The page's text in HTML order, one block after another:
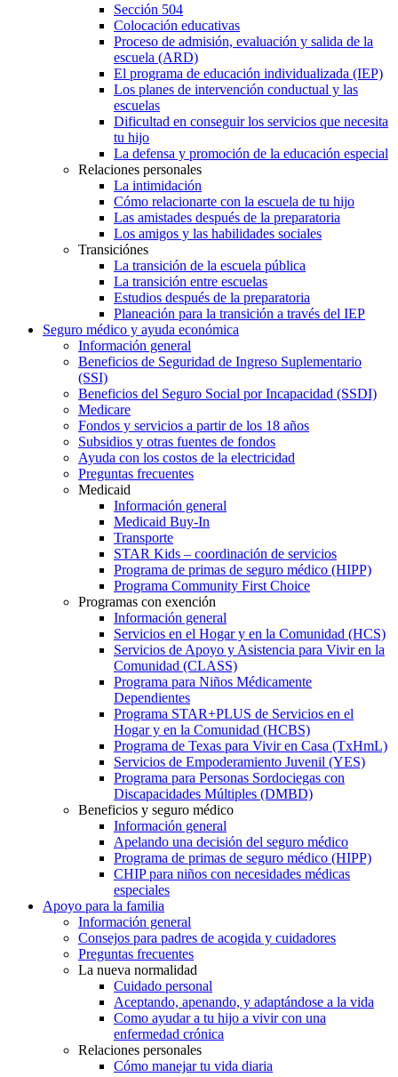
Sección 504
Colocación educativas
Proceso de admisión, evaluación y salida de la
escuela (ARD)
El programa de educación individualizada (IEP)
Los planes de intervención conductual y las
escuelas
Dificultad en conseguir los servicios que necesita
tu hijo
La defensa y promoción de la educación especial
Relaciones personales
La intimidación
Cómo relacionarte con la escuela de tu hijo
Las amistades después de la preparatoria
Los amigos y las habilidades sociales
Transiciónes
La transición de la escuela pública
La transición entre escuelas
Estudios después de la preparatoria
Planeación para la transición a través del IEP
Seguro médico y ayuda económica
Información general
Beneficios de Seguridad de Ingreso Suplementario
(SSI)
Beneficios del Seguro Social por Incapacidad (SSDI)
Medicare
Fondos y servicios a partir de los 18 años
Subsidios y otras fuentes de fondos
Ayuda con los costos de la electricidad
Preguntas frecuentes
Medicaid
Información general
Medicaid Buy-In
Transporte
STAR Kids – coordinación de servicios
Programa de primas de seguro médico (HIPP)
Programa Community First Choice
Programas con exención
Información general
Servicios en el Hogar y en la Comunidad (HCS)
Servicios de Apoyo y Asistencia para Vivir en la
Comunidad (CLASS)
Programa para Niños Médicamente
Dependientes
Programa STAR+PLUS de Servicios en el
Hogar y en la Comunidad (HCBS)
Programa de Texas para Vivir en Casa (TxHmL)
Servicios de Empoderamiento Juvenil (YES)
Programa para Personas Sordociegas con
Discapacidades Múltiples (DMBD)
Beneficios y seguro médico
Información general
Apelando una decisión del seguro médico
Programa de primas de seguro médico (HIPP)
CHIP para niños con necesidades médicas
especiales
Apoyo para la familia
Información general
Consejos para padres de acogida y cuidadores
Preguntas frecuentes
La nueva normalidad
Cuidado personal
Aceptando, apenando, y adaptándose a la vida
Como ayudar a tu hijo a vivir con una
enfermedad crónica
Relaciones personales
Cómo manejar tu vida diaria